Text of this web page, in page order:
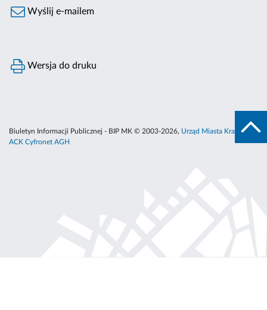
Wyślij e-mailem
Wersja do druku
Biuletyn Informacji Publicznej - BIP MK © 2003-2026, Urząd Miasta Krakowa
ACK Cyfronet AGH